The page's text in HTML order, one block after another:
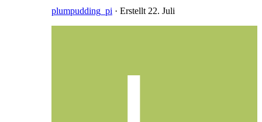
plumpudding_pi · Erstellt 22. Juli